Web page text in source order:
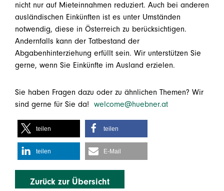
nicht nur auf Mieteinnahmen reduziert. Auch bei anderen
ausländischen Einkünften ist es unter Umständen
notwendig, diese in Österreich zu berücksichtigen.
Andernfalls kann der Tatbestand der
Abgabenhinterziehung erfüllt sein. Wir unterstützen Sie
gerne, wenn Sie Einkünfte im Ausland erzielen.
Sie haben Fragen dazu oder zu ähnlichen Themen? Wir
sind gerne für Sie da! welcome@huebner.at
teilen teilen
teilen E-Mail
Zurück zur Übersicht